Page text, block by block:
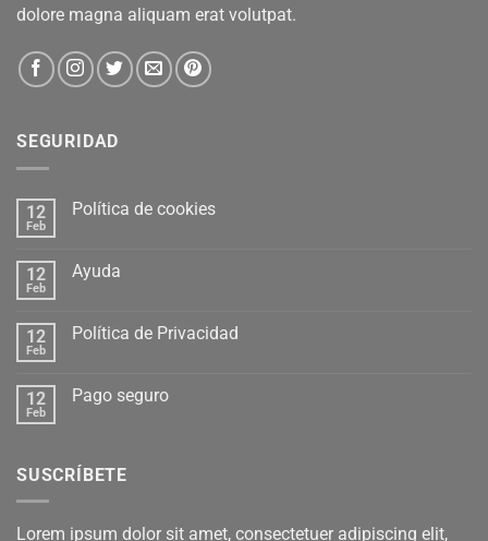
dolore magna aliquam erat volutpat.
SEGURIDAD
12
Feb
Política de cookies
12
Feb
Ayuda
12
Feb
Política de Privacidad
12
Feb
Pago seguro
SUSCRÍBETE
Lorem ipsum dolor sit amet, consectetuer adipiscing elit,